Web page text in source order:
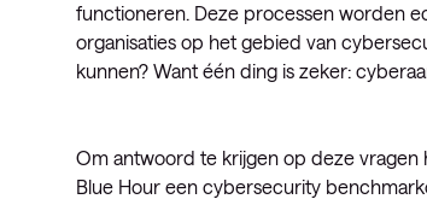
functioneren. Deze processen worden
organisaties op het gebied van
kunnen? Want één ding is zeker:
Om antwoord te krijgen op deze
Blue Hour een cybersecurity